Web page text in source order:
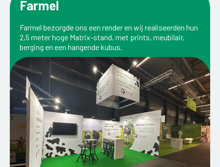
Farmel
Farmel bezorgde ons een render en wij realiseerden hun
2,5 meter hoge Matrix-stand, met prints, meubilair,
berging en een hangende kubus.